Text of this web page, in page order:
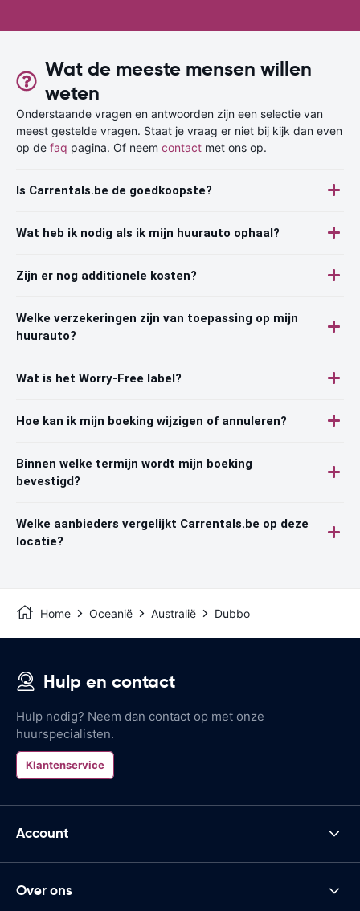
Wat de meeste mensen willen
weten
Onderstaande vragen en antwoorden zijn een selectie van
meest gestelde vragen. Staat je vraag er niet bij kijk dan even
op de faq pagina. Of neem contact met ons op.
Is Carrentals.be de goedkoopste?
Wat heb ik nodig als ik mijn huurauto ophaal?
Zijn er nog additionele kosten?
Welke verzekeringen zijn van toepassing op mijn
huurauto?
Wat is het Worry-Free label?
Hoe kan ik mijn boeking wijzigen of annuleren?
Binnen welke termijn wordt mijn boeking
bevestigd?
Welke aanbieders vergelijkt Carrentals.be op deze
locatie?
Home Oceanië Australië Dubbo
Hulp en contact
Hulp nodig? Neem dan contact op met onze
huurspecialisten.
Klantenservice
Account
Over ons